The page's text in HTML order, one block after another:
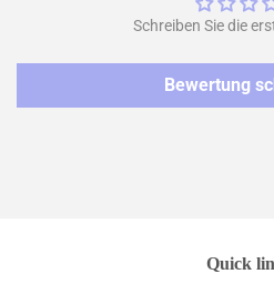
Schreiben Sie die
Bewertung
Quick